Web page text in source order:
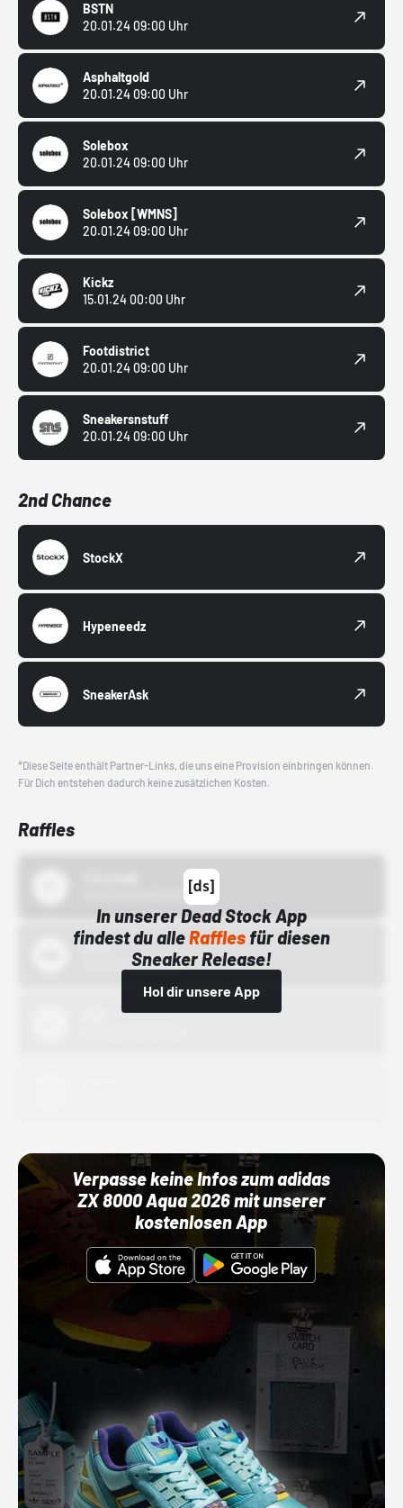
BSTN
20.01.24 09:00 Uhr
Asphaltgold
20.01.24 09:00 Uhr
Solebox
20.01.24 09:00 Uhr
Solebox [WMNS]
20.01.24 09:00 Uhr
Kickz
15.01.24 00:00 Uhr
Footdistrict
20.01.24 09:00 Uhr
Sneakersnstuff
20.01.24 09:00 Uhr
2nd Chance
StockX
Hypeneedz
SneakerAsk
*Diese Seite enthält Partner-Links, die uns eine Provision einbringen können.
Für Dich entstehen dadurch keine zusätzlichen Kosten.
Raffles
In unserer Dead Stock App
findest du alleRafflesfür diesen
Sneaker Release!
Hol dir unsere App
Bstn
01.10.22 00:00 Uhr
Verpasse keine Infos zum adidas
ZX 8000 Aqua 2026 mit unserer
kostenlosen App